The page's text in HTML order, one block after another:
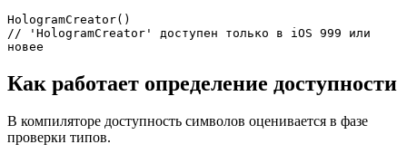
HologramCreator()
// 'HologramCreator' доступен только в iOS 999 или
новее
Как работает определение доступности
В компиляторе доступность символов оценивается в фазе
проверки типов.